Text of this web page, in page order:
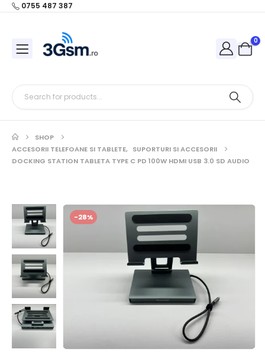
0755 487 387
0
SHOP
ACCESORII TELEFOANE SI TABLETE, SUPORTURI SI ACCESORII
DOCKING STATION TABLETA TYPE C PD 100W HDMI USB 3.0 SD AUDIO
-28%